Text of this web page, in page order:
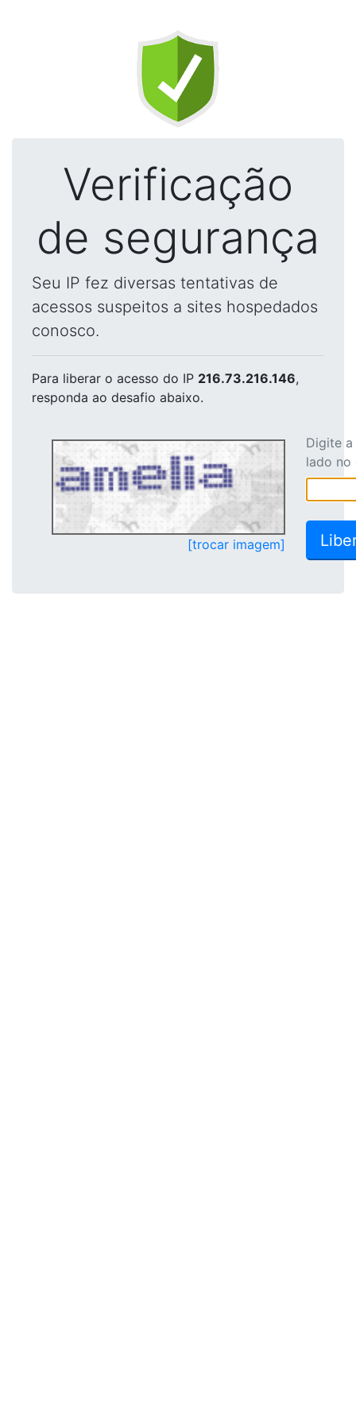
Verificação
de segurança
Seu IP fez diversas tentativas de
acessos suspeitos a sites hospedados
conosco.
Para liberar o acesso do IP 216.73.216.146,
responda ao desafio abaixo.
[trocar imagem]
Digite
lado no